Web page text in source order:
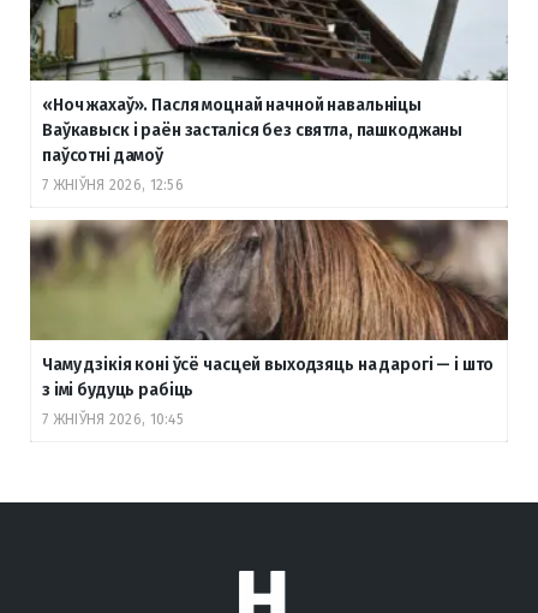
«Ноч жахаў». Пасля моцнай начной навальніцы
Ваўкавыск і раён засталіся без святла, пашкоджаны
паўсотні дамоў
7 ЖНІЎНЯ 2026, 12:56
Чаму дзікія коні ўсё часцей выходзяць на дарогі — і што
з імі будуць рабіць
7 ЖНІЎНЯ 2026, 10:45